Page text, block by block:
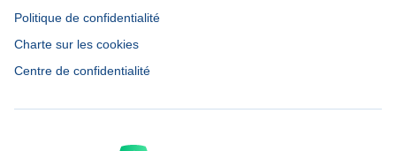
Politique de confidentialité
Charte sur les cookies
Centre de confidentialité